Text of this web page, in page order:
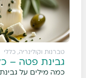
טברנות וקולינריה, כללי
גבינת פטה –
כמה מילים על